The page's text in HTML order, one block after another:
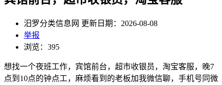
汨罗分类信息网 更新日期：2026-08-08
举报
浏览：395
想找一个夜班工作，宾馆前台，超市收银员，淘宝客服，晚7
点到10点的钟点工，麻烦看到的老板加我微信聊，手机号同微